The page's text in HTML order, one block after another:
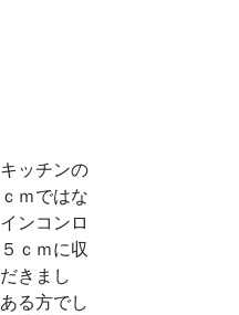
ッチンの
ｍではな
ンコンロ
ｃｍに収
きまし
る方でし